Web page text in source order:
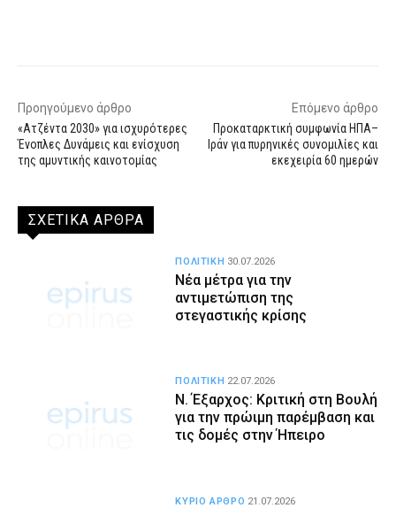
Προηγούμενο άρθρο
«Ατζέντα 2030» για ισχυρότερες
Ένοπλες Δυνάμεις και ενίσχυση
της αμυντικής καινοτομίας
Επόμενο άρθρο
Προκαταρκτική συμφωνία ΗΠΑ–
Ιράν για πυρηνικές συνομιλίες και
εκεχειρία 60 ημερών
ΣΧΕΤΙΚΑ ΑΡΘΡΑ
Νέα μέτρα για την
αντιμετώπιση της
στεγαστικής κρίσης
ΠΟΛΙΤΙΚΗ 30.07.2026
Ν. Έξαρχος: Κριτική στη Βουλή
για την πρώιμη παρέμβαση και
τις δομές στην Ήπειρο
ΠΟΛΙΤΙΚΗ 22.07.2026
ΚΥΡΙΟ ΑΡΘΡΟ 21.07.2026